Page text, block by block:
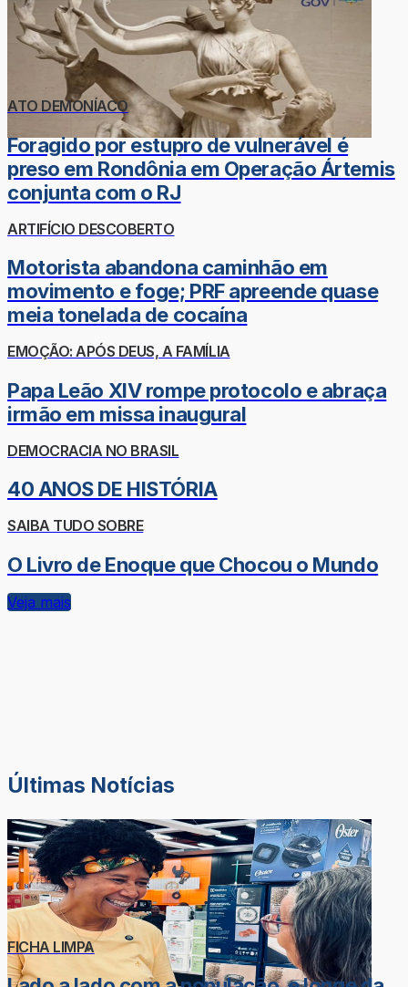
ATO DEMONÍACO
Foragido por estupro de vulnerável é
preso em Rondônia em Operação Ártemis
conjunta com o RJ
ARTIFÍCIO DESCOBERTO
Motorista abandona caminhão em
movimento e foge; PRF apreende quase
meia tonelada de cocaína
EMOÇÃO: APÓS DEUS, A FAMÍLIA
Papa Leão XIV rompe protocolo e abraça
irmão em missa inaugural
DEMOCRACIA NO BRASIL
40 ANOS DE HISTÓRIA
SAIBA TUDO SOBRE
O Livro de Enoque que Chocou o Mundo
Veja mais
Últimas Notícias
FICHA LIMPA